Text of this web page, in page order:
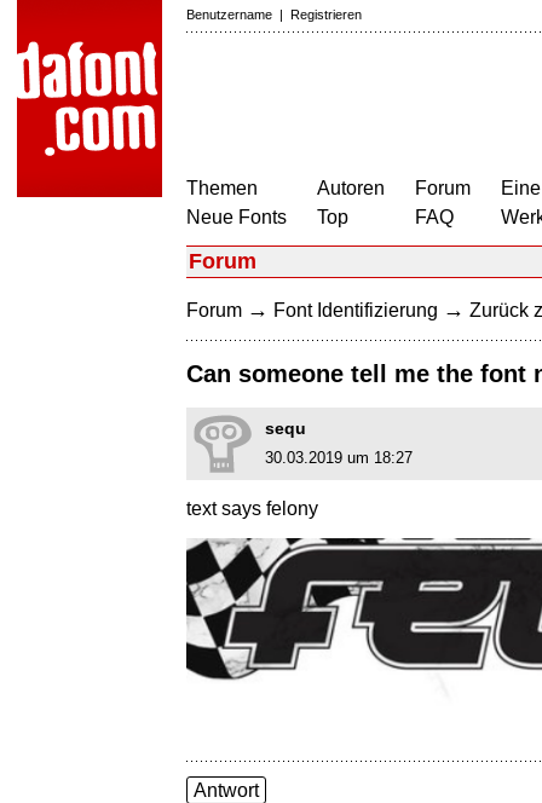
Benutzername | Registrieren
Themen
Neue Fonts
Autoren
Top
Forum
FAQ
Forum
Forum → Font Identifizierung → Zurück
Can someone tell me the font
sequ
30.03.2019 um 18:27
text says felony
Antwort